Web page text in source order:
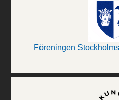
Föreningen